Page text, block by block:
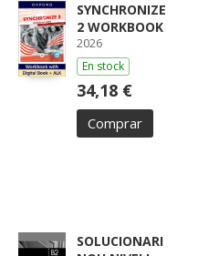
SYNCHRONIZE
2 WORKBOOK
2026
En stock
34,18 €
Comprar
SOLUCIONARI